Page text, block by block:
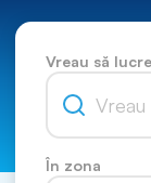
Vreau să
În zona